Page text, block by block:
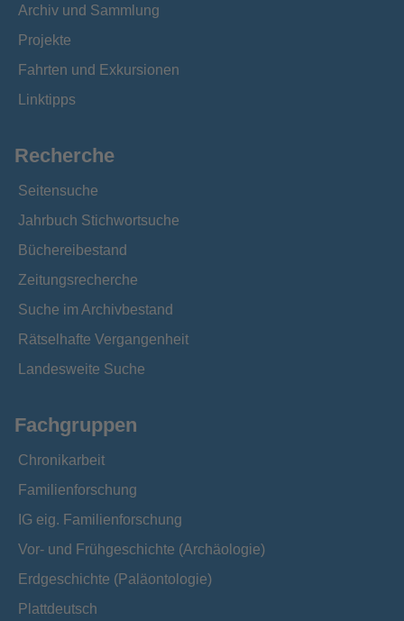
Archiv und Sammlung
Projekte
Fahrten und Exkursionen
Linktipps
Recherche
Seitensuche
Jahrbuch Stichwortsuche
Büchereibestand
Zeitungsrecherche
Suche im Archivbestand
Rätselhafte Vergangenheit
Landesweite Suche
Fachgruppen
Chronikarbeit
Familienforschung
IG eig. Familienforschung
Vor- und Frühgeschichte (Archäologie)
Erdgeschichte (Paläontologie)
Plattdeutsch